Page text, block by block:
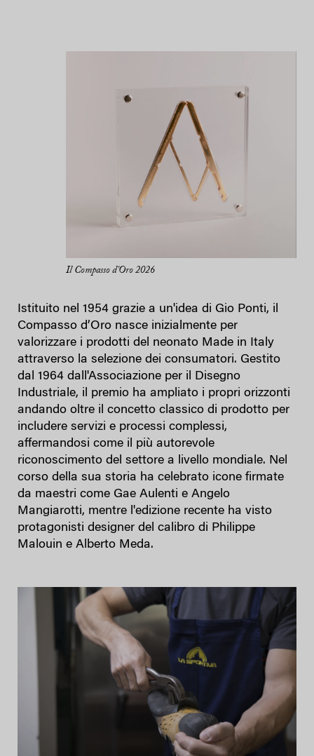
Il Compasso d'Oro 2026
Istituito nel 1954 grazie a un'idea di Gio Ponti, il
Compasso d’Oro nasce inizialmente per
valorizzare i prodotti del neonato Made in Italy
attraverso la selezione dei consumatori. Gestito
dal 1964 dall'Associazione per il Disegno
Industriale, il premio ha ampliato i propri orizzonti
andando oltre il concetto classico di prodotto per
includere servizi e processi complessi,
affermandosi come il più autorevole
riconoscimento del settore a livello mondiale. Nel
corso della sua storia ha celebrato icone firmate
da maestri come Gae Aulenti e Angelo
Mangiarotti, mentre l'edizione recente ha visto
protagonisti designer del calibro di Philippe
Malouin e Alberto Meda.